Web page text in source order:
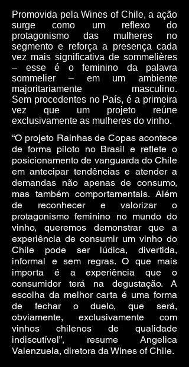
Promovida pela Wines of Chile, a ação
surge como um reflexo do
protagonismo das mulheres no
segmento e reforça a presença cada
vez mais significativa de sommelières
– esse é o feminino da palavra
sommelier – em um ambiente
majoritariamente masculino.
Sem procedentes no País, é a primeira
vez que um projeto reúne
exclusivamente as mulheres do vinho.
“O projeto Rainhas de Copas acontece
de forma piloto no Brasil e reflete o
posicionamento de vanguarda do Chile
em antecipar tendências e atender a
demandas não apenas de consumo,
mas também comportamentais. Além
de reconhecer e valorizar o
protagonismo feminino no mundo do
vinho, queremos demonstrar que a
experiência de consumir um vinho do
Chile pode ser lúdica, divertida,
informal e sem regras. O que mais
importa é a experiência que o
consumidor terá na degustação. A
escolha da melhor carta é uma forma
de fechar o duelo, que será,
obviamente, exclusivamente com
vinhos chilenos de qualidade
indiscutível”, resume Angelica
Valenzuela, diretora da Wines of Chile.